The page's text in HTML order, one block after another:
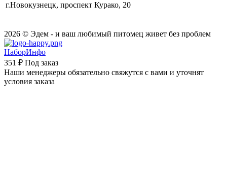
г.Новокузнецк, проспект Курако, 20
2026 © Эдем - и ваш любимый питомец живет без проблем
НаборИнфо
351 ₽ Под заказ
Наши менеджеры обязательно свяжутся с вами и уточнят
условия заказа